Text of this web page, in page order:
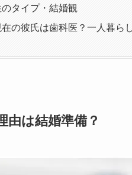
タイプ・結婚観
の彼氏は歯科医？一人暮ら
由は結婚準備？